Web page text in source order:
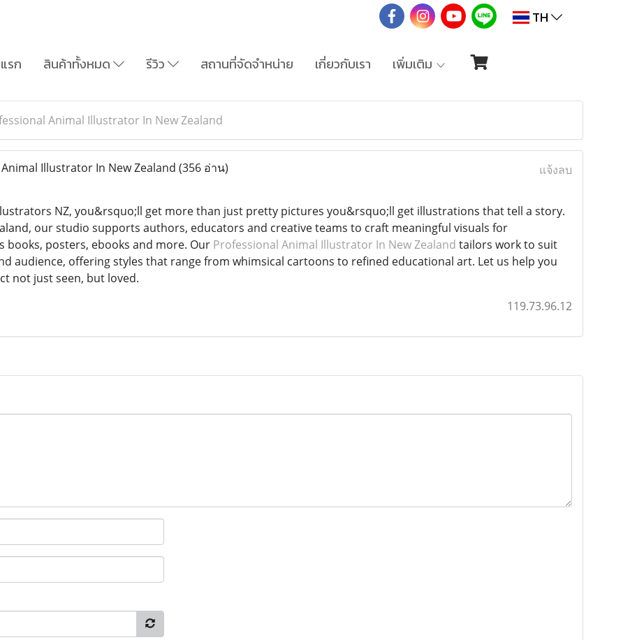
TH
รก สินค้าทั้งหมด รีวิว สถานที่จัดจำหน่าย เกี่ยวกับเรา เพิ่มเติม
Animal Illustrator In New Zealand
Illustrator In New Zealand (356 อ่าน) แจ้งลบ
NZ, you&rsquo;ll get more than just pretty pictures you&rsquo;ll get illustrations that tell a story.
our studio supports authors, educators and creative teams to craft meaningful visuals for
books, posters, ebooks and more. Our Professional Animal Illustrator In New Zealand tailors work to suit
audience, offering styles that range from whimsical cartoons to refined educational art. Let us help you
not just seen, but loved.
119.73.96.12